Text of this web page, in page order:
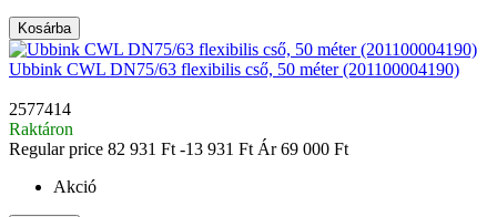
Kosárba
Ubbink CWL DN75/63 flexibilis cső, 50 méter (201100004190)
2577414
Raktáron
Regular price 82 931 Ft -13 931 Ft Ár 69 000 Ft
Akció